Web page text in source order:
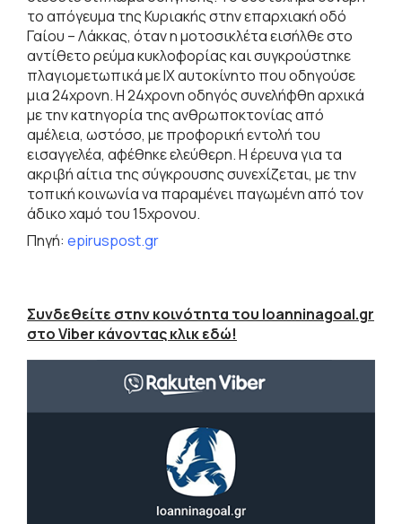
το απόγευμα της Κυριακής στην επαρχιακή οδό
Γαίου – Λάκκας, όταν η μοτοσικλέτα εισήλθε στο
αντίθετο ρεύμα κυκλοφορίας και συγκρούστηκε
πλαγιομετωπικά με ΙΧ αυτοκίνητο που οδηγούσε
μια 24χρονη. Η 24χρονη οδηγός συνελήφθη αρχικά
με την κατηγορία της ανθρωποκτονίας από
αμέλεια, ωστόσο, με προφορική εντολή του
εισαγγελέα, αφέθηκε ελεύθερη. Η έρευνα για τα
ακριβή αίτια της σύγκρουσης συνεχίζεται, με την
τοπική κοινωνία να παραμένει παγωμένη από τον
άδικο χαμό του 15χρονου.
Πηγή: epiruspost.gr
Συνδεθείτε στην κοινότητα του Ioanninagoal.gr
στο Viber κάνοντας κλικ εδώ!